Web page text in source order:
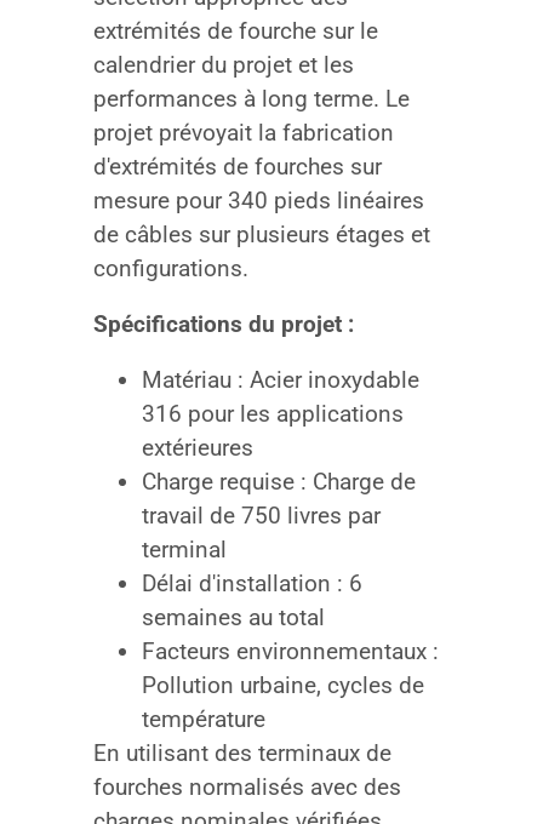
extrémités de fourche sur le
calendrier du projet et les
performances à long terme. Le
projet prévoyait la fabrication
d'extrémités de fourches sur
mesure pour 340 pieds linéaires
de câbles sur plusieurs étages et
configurations.
Spécifications du projet :
Matériau : Acier inoxydable
316 pour les applications
extérieures
Charge requise : Charge de
travail de 750 livres par
terminal
Délai d'installation : 6
semaines au total
Facteurs environnementaux :
Pollution urbaine, cycles de
température
En utilisant des terminaux de
fourches normalisés avec des